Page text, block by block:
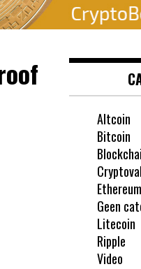
Altcoin
Bitcoin
Ethereum
Geen
Litecoin
Ripple
Video